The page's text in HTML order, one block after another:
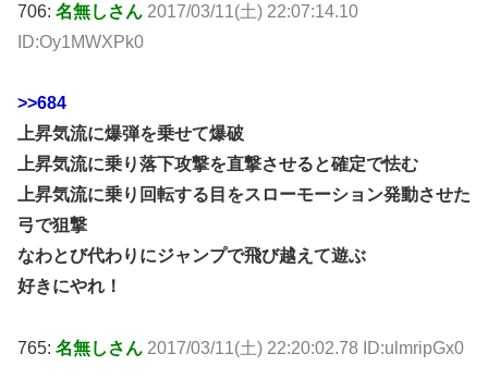
706: 名無しさん 2017/03/11(土) 22:07:14.10
ID:Oy1MWXPk0
>>684
上昇気流に爆弾を乗せて爆破
上昇気流に乗り落下攻撃を直撃させると確定で怯む
上昇気流に乗り回転する目をスローモーション発動させた
弓で狙撃
なわとび代わりにジャンプで飛び越えて遊ぶ
好きにやれ！
765: 名無しさん 2017/03/11(土) 22:20:02.78 ID:ulmripGx0